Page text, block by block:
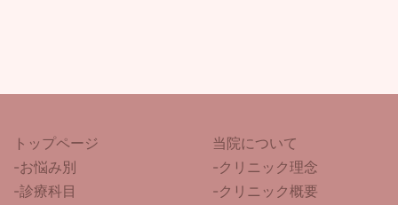
トップページ
-お悩み別
-診療科目
当院について
-クリニック理念
-クリニック概要